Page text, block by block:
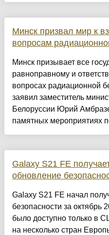
Минск призвал мир к
вопросам
Минск призывает все
равноправному и
вопросах радиационной
заявил заместитель
Белоруссии Юрий
памятных мероприятиях
Galaxy S21 FE
обновление
Galaxy S21 FE начал
безопасности за октябрь
было доступно только в
на несколько стран